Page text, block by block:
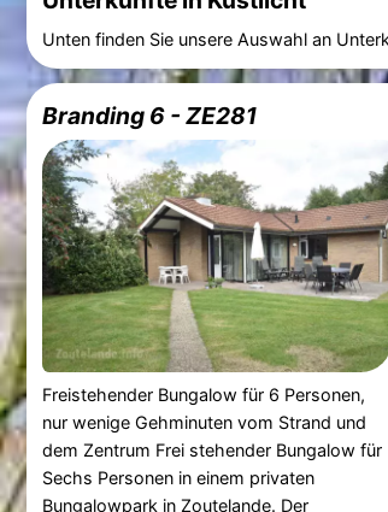
Unten finden Sie unsere Auswahl an
Branding 6 - ZE281
Freistehender Bungalow für 6 Personen,
nur wenige Gehminuten vom Strand und
dem Zentrum Frei stehender Bungalow für
Sechs Personen in einem privaten
Bungalowpark in Zoutelande. Der